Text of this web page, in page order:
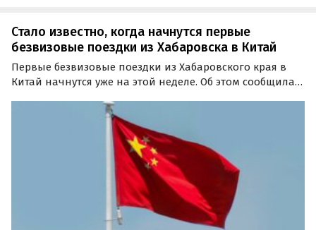
Стало известно, когда начнутся первые
безвизовые поездки из Хабаровска в Китай
Первые безвизовые поездки из Хабаровского края в
Китай начнутся уже на этой неделе. Об этом сообщила
в своем Telegram-канале.